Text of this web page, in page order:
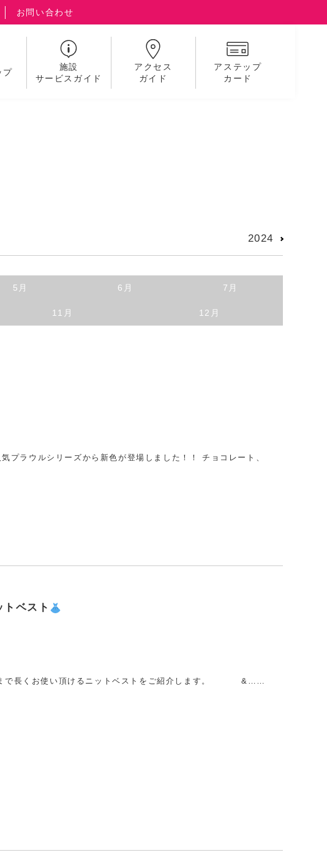
お問い合わせ
プ
施設
サービスガイド
アクセス
ガイド
アステップ
カード
2024
5月 6月 7月
11月 12月
プラウルシリーズから新色が登場しました！！ チョコレート、
ベスト
まで長くお使い頂けるニットベストをご紹介します。 &……